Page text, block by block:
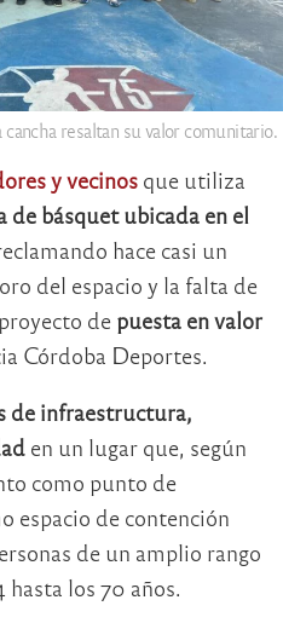
cancha resaltan su valor comunitario.
y vecinos que utiliza
de básquet ubicada en el
hace casi un
del espacio y la falta de
de puesta en valor
Córdoba Deportes.
de infraestructura,
en un lugar que, según
como punto de
espacio de contención
de un amplio rango
hasta los 70 años.